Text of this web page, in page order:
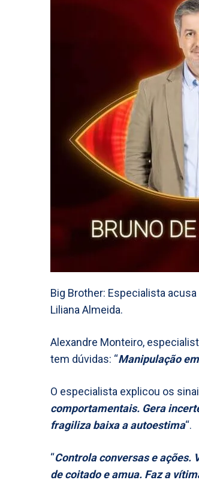
Big Brother: Especialista
Liliana Almeida.
Alexandre Monteiro,
tem dúvidas: “Manipulação
O especialista explicou os
comportamentais. Gera
fragiliza baixa a autoestima“.
“Controla conversas e ações.
de coitado e amua. Faz a